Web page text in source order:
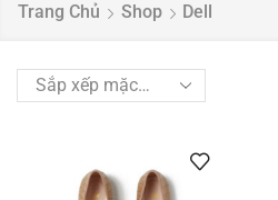
Trang Chủ Shop Dell